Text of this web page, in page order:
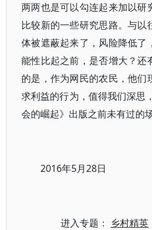
两两也是可以勾连起来加以研
比较新的一些研究思路。与以
体被遮蔽起来了，风险降低了
能性比起之前，是否增大？还
的是，作为网民的农民，他们
求利益的行为，值得我们深思
会的崛起》出版之前未有过的场
2016年5月28日
进入专题： 乡村精英